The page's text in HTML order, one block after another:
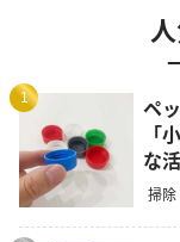
1
ペ
「
な
掃除